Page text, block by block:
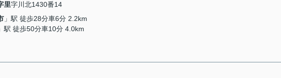
里字川北1430番14
」駅 徒歩28分車6分 2.2km
」駅 徒歩50分車10分 4.0km